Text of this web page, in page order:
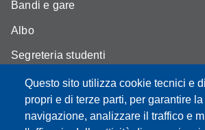
Questo sito utilizza cookie tecnici e
propri e di terze parti, per garantire la
navigazione, analizzare il traffico e
Bandi e gare
Albo
Segreteria studenti
Come trovarci
Assicurazione qualità